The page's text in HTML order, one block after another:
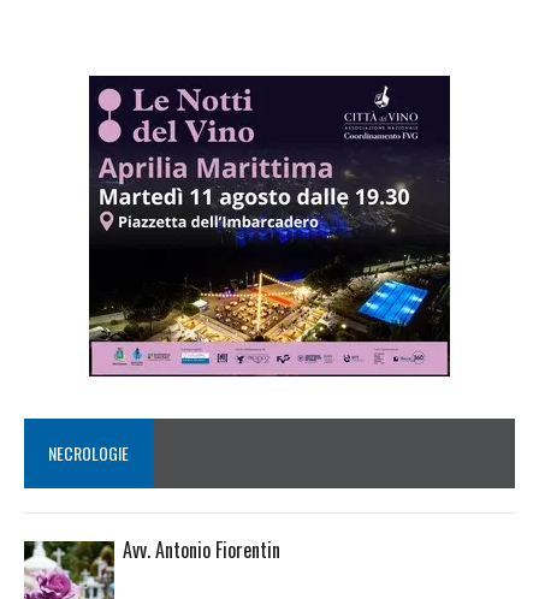
NECROLOGIE
Avv. Antonio Fiorentin